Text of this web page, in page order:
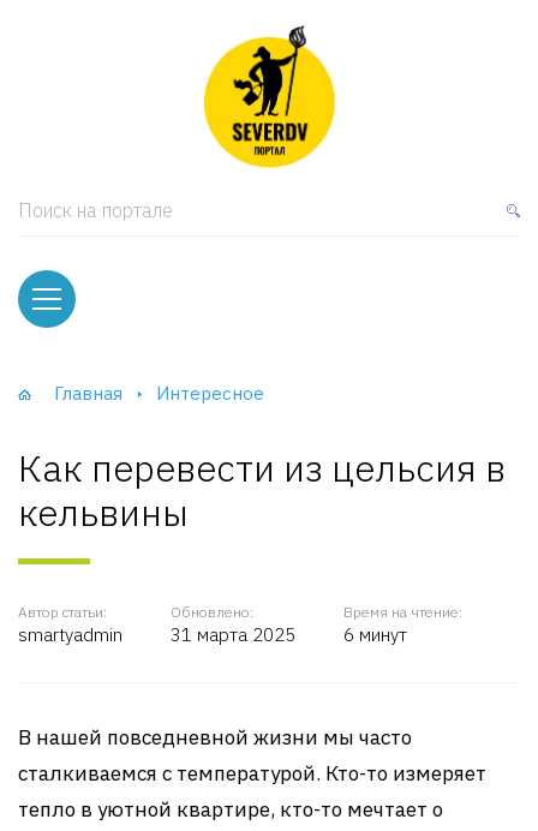
Поиск на портале
Главная Интересное
Как перевести из цельсия в
кельвины
Автор статьи:
smartyadmin
Обновлено:
31 марта 2025
Время на чтение:
6 минут
В нашей повседневной жизни мы часто
сталкиваемся с температурой. Кто-то измеряет
тепло в уютной квартире, кто-то мечтает о
и тумбы